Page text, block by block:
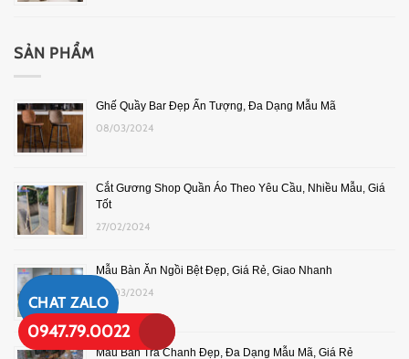
CHAT ZALO
0947.79.0022
SẢN PHẨM
Ghế Quầy Bar Đẹp Ấn Tượng, Đa Dạng Mẫu Mã
08/03/2024
Cắt Gương Shop Quần Áo Theo Yêu Cầu, Nhiều Mẫu, Giá
Tốt
27/02/2024
Mẫu Bàn Ăn Ngồi Bệt Đẹp, Giá Rẻ, Giao Nhanh
08/03/2024
Mẫu Bàn Trà Chanh Đẹp, Đa Dạng Mẫu Mã, Giá Rẻ